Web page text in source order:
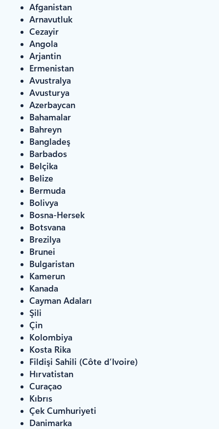
Afganistan
Arnavutluk
Cezayir
Angola
Arjantin
Ermenistan
Avustralya
Avusturya
Azerbaycan
Bahamalar
Bahreyn
Bangladeş
Barbados
Belçika
Belize
Bermuda
Bolivya
Bosna-Hersek
Botsvana
Brezilya
Brunei
Bulgaristan
Kamerun
Kanada
Cayman Adaları
Şili
Çin
Kolombiya
Kosta Rika
Fildişi Sahili (Côte d’Ivoire)
Hırvatistan
Curaçao
Kıbrıs
Çek Cumhuriyeti
Danimarka